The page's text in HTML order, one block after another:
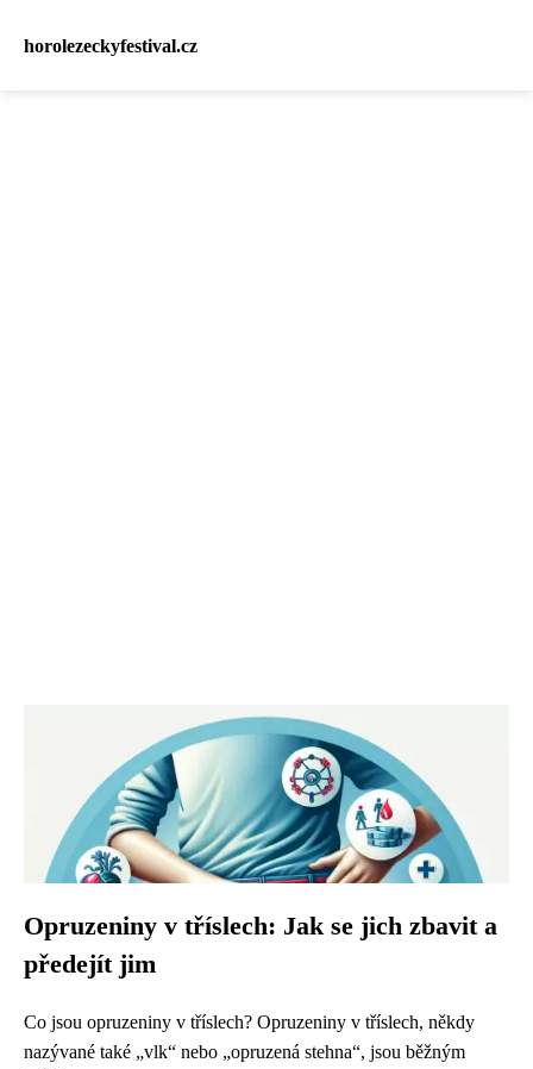
horolezeckyfestival.cz
Opruzeniny v tříslech: Jak se jich zbavit a
předejít jim
Co jsou opruzeniny v tříslech? Opruzeniny v tříslech, někdy
nazývané také „vlk“ nebo „opruzená stehna“, jsou běžným